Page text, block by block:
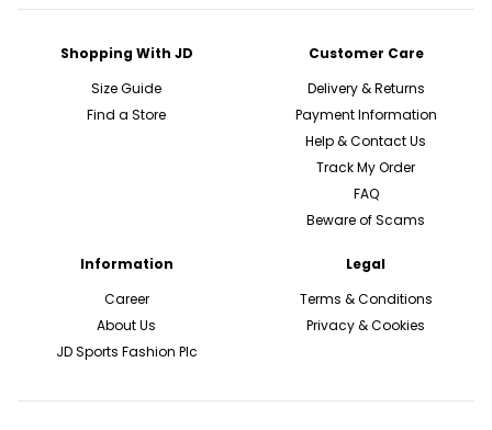
Shopping With JD
Size Guide
Find a Store
Customer Care
Delivery & Returns
Payment Information
Help & Contact Us
Track My Order
FAQ
Beware of Scams
Information
Career
About Us
JD Sports Fashion Plc
Legal
Terms & Conditions
Privacy & Cookies